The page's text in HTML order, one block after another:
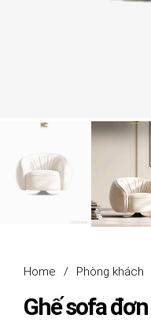
Home / Phòng khách
Ghế sofa